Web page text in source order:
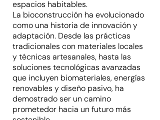
espacios habitables.
La bioconstrucción ha evolucionado
como una historia de innovación y
adaptación. Desde las prácticas
tradicionales con materiales locales
y técnicas artesanales, hasta las
soluciones tecnológicas avanzadas
que incluyen biomateriales, energías
renovables y diseño pasivo, ha
demostrado ser un camino
prometedor hacia un futuro más